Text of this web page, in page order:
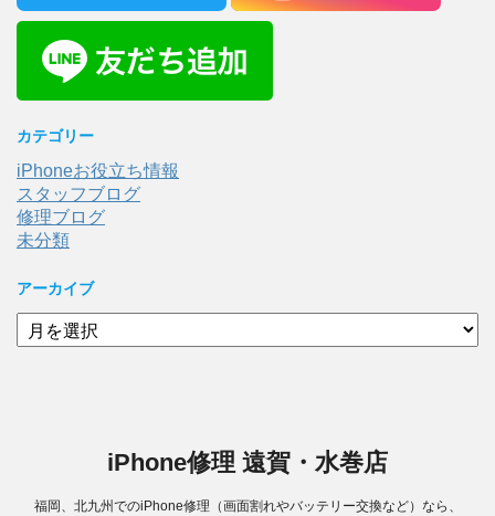
カテゴリー
iPhoneお役立ち情報
スタッフブログ
修理ブログ
未分類
アーカイブ
ア
ー
iPhone修理 遠賀・水巻店
福岡、北九州でのiPhone修理（画面割れやバッテリー交換など）なら、